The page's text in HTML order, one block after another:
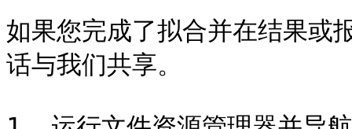
如果您完成了拟合并在结果或
话与我们共享。